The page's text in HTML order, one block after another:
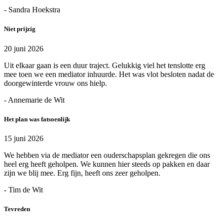
- Sandra Hoekstra
Niet prijzig
20 juni 2026
Uit elkaar gaan is een duur traject. Gelukkig viel het tenslotte erg
mee toen we een mediator inhuurde. Het was vlot besloten nadat de
doorgewinterde vrouw ons hielp.
- Annemarie de Wit
Het plan was fatsoenlijk
15 juni 2026
We hebben via de mediator een ouderschapsplan gekregen die ons
heel erg heeft geholpen. We kunnen hier steeds op pakken en daar
zijn we blij mee. Erg fijn, heeft ons zeer geholpen.
- Tim de Wit
Tevreden